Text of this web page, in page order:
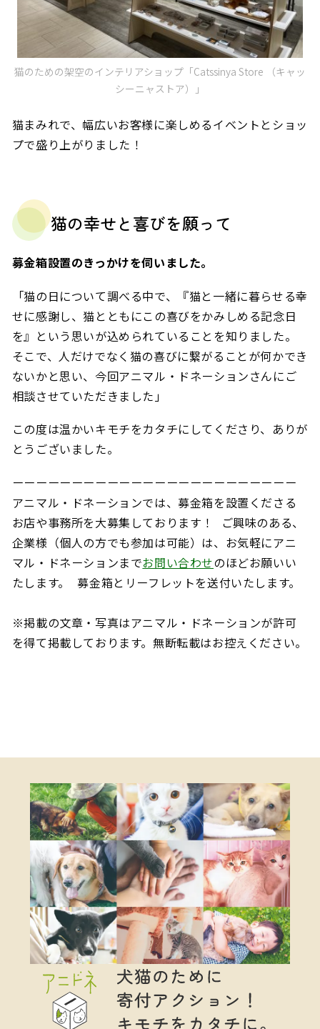
猫のための架空のインテリアショップ「Catssinya Store （キャッ
シーニャストア）」
猫まみれで、 幅広いお客様に楽しめるイベントとショッ
プで盛り上がりました！
猫の幸せと喜びを願って
募金箱設置のきっかけを伺いました。
「猫の日について調べる中で、『猫と一緒に暮らせる幸
せに感謝し、猫とともにこの喜びをかみしめる記念日
を』という思いが込められていることを知りました。
そこで、人だけでなく猫の喜びに繋がることが何かでき
ないかと思い、今回アニマル・ドネーションさんにご
相談させていただきました」
この度は温かいキモチをカタチにしてくださり、ありが
とうございました。
ーーーーーーーーーーーーーーーーーーーーーーーー
アニマル・ドネーションでは、募金箱を設置くださる
お店や事務所を大募集しております！ ご興味のある、
企業様（個人の方でも参加は可能）は、お気軽にアニ
マル・ドネーションまでお問い合わせのほどお願いい
たします。 募金箱とリーフレットを送付いたします。
※掲載の文章・写真はアニマル・ドネーションが許可
を得て掲載しております。無断転載はお控えください。